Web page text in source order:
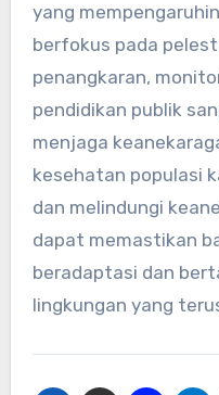
yang
berfokus pada
penangkaran,
pendidikan publik
menjaga
kesehatan populasi
dan melindungi
dapat memastikan
beradaptasi dan
lingkungan yang